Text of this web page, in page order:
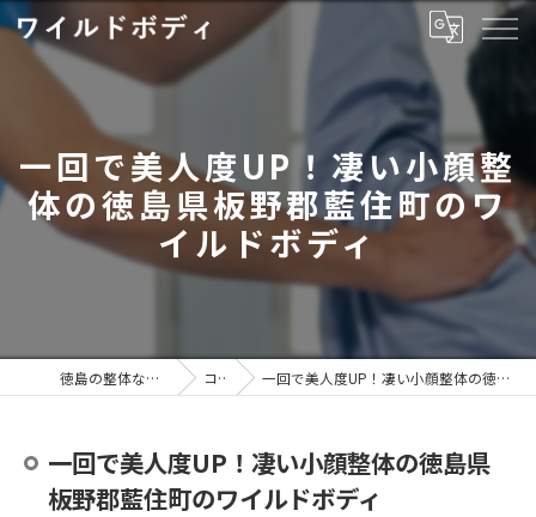
一回で美人度UP！凄い小顔整
体の徳島県板野郡藍住町のワ
イルドボディ
徳島の整体ならワイルドボディ コラム 一回で美人度UP！凄い小顔整体の徳島県板野郡藍住町のワイルドボディ
一回で美人度UP！凄い小顔整体の徳島県
板野郡藍住町のワイルドボディ